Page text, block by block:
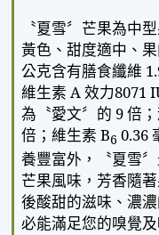
〝夏雪〞芒果為中
黃色、甜度適中、
公克含有膳食纖維
維生素 A效力8071
為〝愛文〞的 9倍
倍；維生素 B6 0.36
養豐富外，〝夏雪
芒果風味，芳香隨
後酸甜的滋味、濃
必能滿足您的嗅覺及